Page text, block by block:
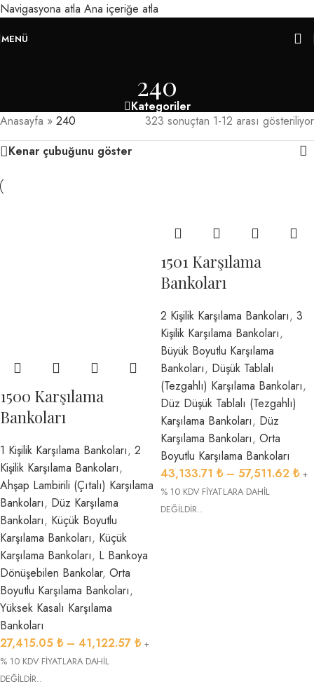
Navigasyona atla Ana içeriğe atla
MENÜ
240
Kategoriler
Anasayfa » 240
323 sonuçtan 1-12 arası gösteriliyor
Kenar çubuğunu göster
1500 Karşılama
Bankoları
1 Kişilik Karşılama Bankoları, 2
Kişilik Karşılama Bankoları,
Ahşap Lambirili (Çıtalı) Karşılama
Bankoları, Düz Karşılama
Bankoları, Küçük Boyutlu
Karşılama Bankoları, Küçük
Karşılama Bankoları, L Bankoya
Dönüşebilen Bankolar, Orta
Boyutlu Karşılama Bankoları,
Yüksek Kasalı Karşılama
Bankoları
27,415.05 ₺ – 41,122.57 ₺ +
% 10 KDV FİYATLARA DAHİL
DEĞİLDİR..
1501 Karşılama
Bankoları
2 Kişilik Karşılama Bankoları, 3
Kişilik Karşılama Bankoları,
Büyük Boyutlu Karşılama
Bankoları, Düşük Tablalı
(Tezgahlı) Karşılama Bankoları,
Düz Düşük Tablalı (Tezgahlı)
Karşılama Bankoları, Düz
Karşılama Bankoları, Orta
Boyutlu Karşılama Bankoları
43,133.71 ₺ – 57,511.62 ₺ +
% 10 KDV FİYATLARA DAHİL
DEĞİLDİR..